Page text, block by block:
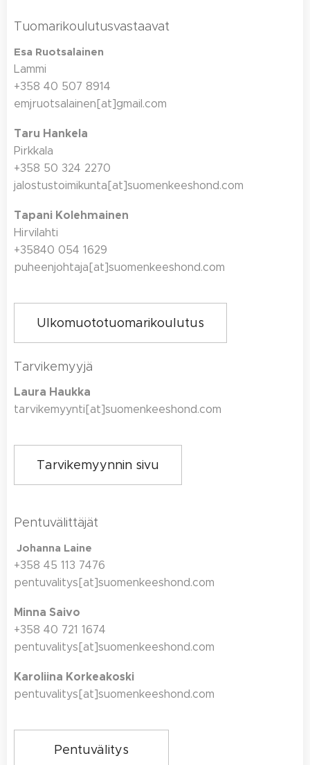
Tuomarikoulutusvastaavat
Esa Ruotsalainen
Lammi
+358 40 507 8914
emjruotsalainen[at]gmail.com
Taru Hankela
Pirkkala
+358 50 324 2270
jalostustoimikunta[at]suomenkeeshond.com
Tapani Kolehmainen
Hirvilahti
+35840 054 1629
puheenjohtaja[at]suomenkeeshond.com
Ulkomuototuomarikoulutus
Tarvikemyyjä
Laura Haukka
tarvikemyynti[at]suomenkeeshond.com
Tarvikemyynnin sivu
Pentuvälittäjät
Johanna Laine
+358 45 113 7476
pentuvalitys[at]suomenkeeshond.com
Minna Saivo
+358 40 721 1674
pentuvalitys[at]suomenkeeshond.com
Karoliina Korkeakoski
pentuvalitys[at]suomenkeeshond.com
Pentuvälitys